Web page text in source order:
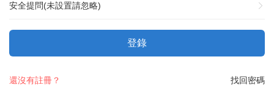
安全提問(未設置請忽略)
登錄
找回密碼
還沒有註冊？